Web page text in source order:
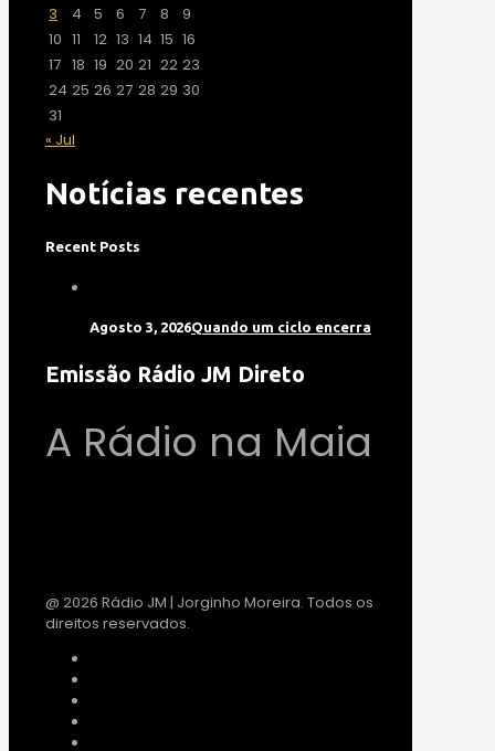
3
4 5 6 7 8
9
10 11 12 13 14 15 16
17 18 19 20 21 22 23
24 25 26 27 28 29 30
31
« Jul
Notícias recentes
Recent Posts
Agosto 3, 2026Quando um ciclo encerra
Emissão Rádio JM Direto
A Rádio na Maia
@ 2026 Rádio JM | Jorginho Moreira. Todos os
direitos reservados.